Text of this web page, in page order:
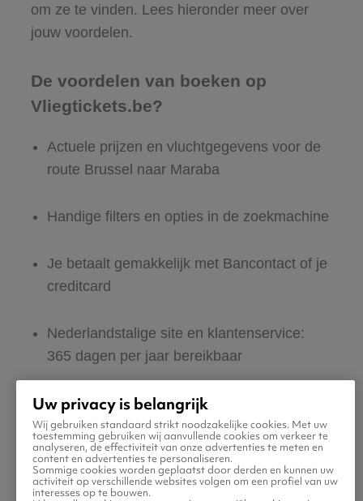
om ze te vinden. Lees hieronder meer over
jouw voordelen.
De voordelen van boeken op
Vliegtickets.be?
Actuele prijzen en vluchtgegevens voor de
route Brussel naar Maraba
Handige filters en opties in de zoekmachine
Je betaalt gemakkelijk met Bancontact of je
creditcard
Nederlandstalige site en klantenservice:
365 dagen per jaar bereikbaar
Zeker van veilig boeken en betalen
Boek ook direct een hotel of huurauto voor
in Maraba
Uw privacy is belangrijk
Wij gebruiken standaard strikt noodzakelijke cookies. Met uw
toestemming gebruiken wij aanvullende cookies om verkeer te
analyseren, de effectiviteit van onze advertenties te meten en
content en advertenties te personaliseren.
Sommige cookies worden geplaatst door derden en kunnen uw
activiteit op verschillende websites volgen om een profiel van uw
interesses op te bouwen.